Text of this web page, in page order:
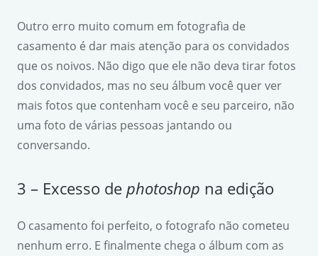
Outro erro muito comum em fotografia de
casamento é dar mais atenção para os convidados
que os noivos. Não digo que ele não deva tirar fotos
dos convidados, mas no seu álbum você quer ver
mais fotos que contenham você e seu parceiro, não
uma foto de várias pessoas jantando ou
conversando.
3 – Excesso de photoshop na edição
O casamento foi perfeito, o fotografo não cometeu
nenhum erro. E finalmente chega o álbum com as